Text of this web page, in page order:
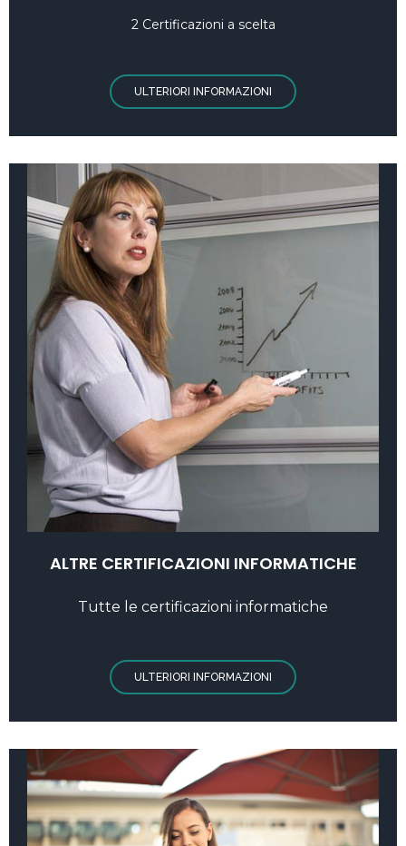
2 Certificazioni a scelta
ULTERIORI INFORMAZIONI
ALTRE CERTIFICAZIONI INFORMATICHE
Tutte le certificazioni informatiche
ULTERIORI INFORMAZIONI